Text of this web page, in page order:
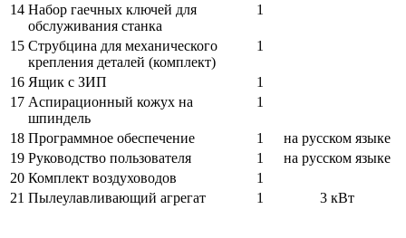
14 Набор гаечных ключей для
обслуживания станка
1
15 Струбцина для механического
крепления деталей (комплект)
1
16 Ящик с ЗИП
1
17 Аспирационный кожух на
шпиндель
1
18 Программное обеспечение 1
на русском языке
19 Руководство пользователя 1
на русском языке
20 Комплект воздуховодов
1
21 Пылеулавливающий агрегат 1 3 кВт